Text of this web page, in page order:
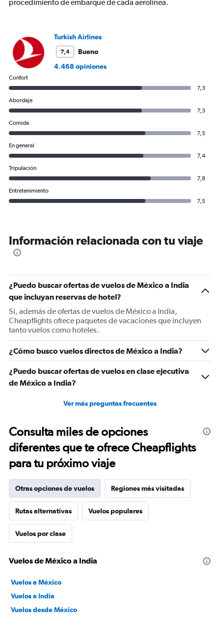
procedimiento de embarque de cada aerolínea.
Turkish Airlines
7,4
Bueno
4.468 opiniones
Confort
7,3
Abordaje
7,3
Comida
7,5
En general
7,4
Tripulación
7,8
Entretenimiento
7,5
Información relacionada con tu viaje
¿Puedo buscar ofertas de vuelos de México a India
que incluyan reservas de hotel?
Sí, además de ofertas de vuelos de México a India,
Cheapflights ofrece paquetes de vacaciones que incluyen
tanto vuelos como hoteles.
¿Cómo busco vuelos directos de México a India?
¿Puedo buscar ofertas de vuelos en clase ejecutiva
de México a India?
Ver más preguntas frecuentes
Consulta miles de opciones
diferentes que te ofrece Cheapflights
para tu próximo viaje
Otras opciones de vuelos Regiones más visitadas
Rutas alternativas Vuelos populares
Vuelos por clase
Vuelos de México a India
Vuelos a México
Vuelos a India
Vuelos desde México